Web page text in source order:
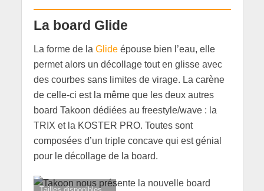
La board Glide
La forme de la Glideépouse bien l’eau, elle
permet alors un décollage tout en glisse avec
des courbes sans limites de virage. La carène
de celle-ci est la même que les deux autres
board Takoon dédiées au freestyle/wave : la
TRIX et la KOSTER PRO. Toutes sont
composées d’un triple concave qui est génial
pour le décollage de la board.